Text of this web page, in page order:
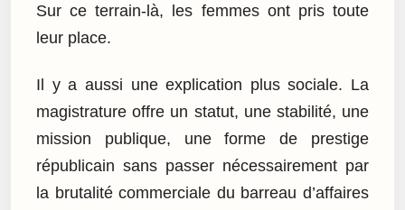
Sur ce terrain-là, les femmes ont pris toute
leur place.
Il y a aussi une explication plus sociale. La
magistrature offre un statut, une stabilité, une
mission publique, une forme de prestige
républicain sans passer nécessairement par
la brutalité commerciale du barreau d’affaires